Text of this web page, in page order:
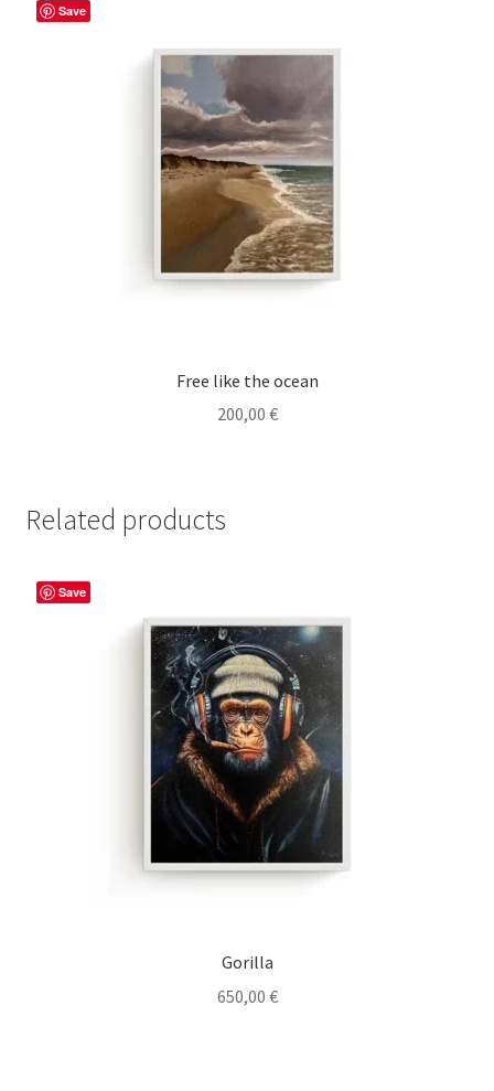
Save
Free like the ocean
200,00 €
Related products
Save
Gorilla
650,00 €